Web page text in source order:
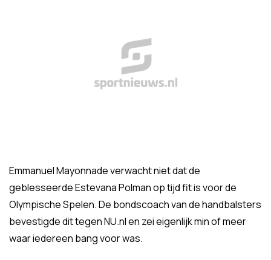
Emmanuel Mayonnade verwacht niet dat de
geblesseerde Estevana Polman op tijd fit is voor de
Olympische Spelen. De bondscoach van de handbalsters
bevestigde dit tegen NU.nl en zei eigenlijk min of meer
waar iedereen bang voor was.